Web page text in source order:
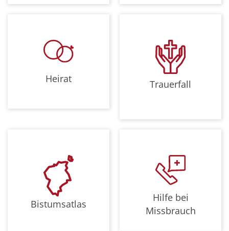
Heirat Trauerfall
Bistumsatlas
Hilfe bei
Missbrauch